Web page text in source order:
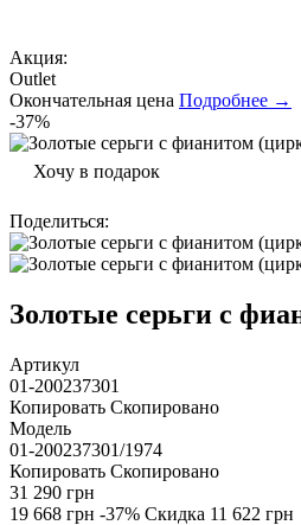
Акция:
Outlet
Окончательная цена Подробнее →
-37%
Хочу в подарок
Поделиться:
Золотые серьги с
Артикул
01-200237301
Копировать Скопировано
Модель
01-200237301/1974
Копировать Скопировано
31 290 грн
19 668 грн -37% Скидка 11 622 грн